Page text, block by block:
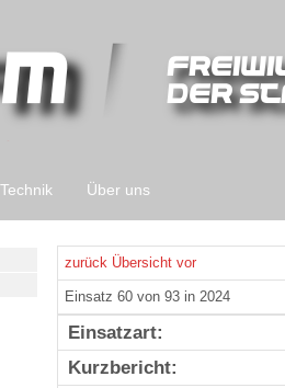
Technik Über uns
zurück Übersicht vor
Einsatz 60 von 93 in 2024
Einsatzart:
Kurzbericht: